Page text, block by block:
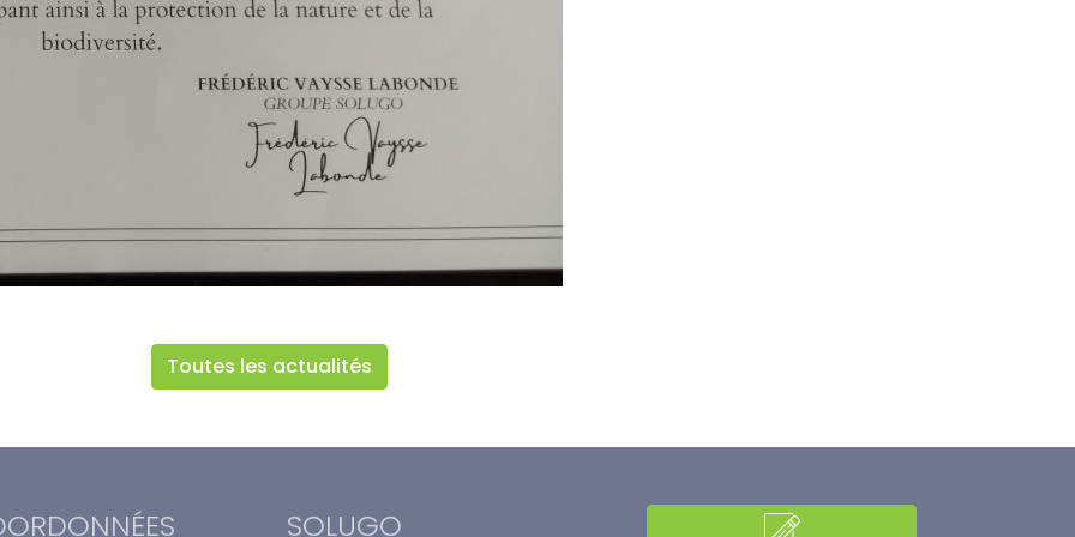
Toutes les actualités
SOLUGO